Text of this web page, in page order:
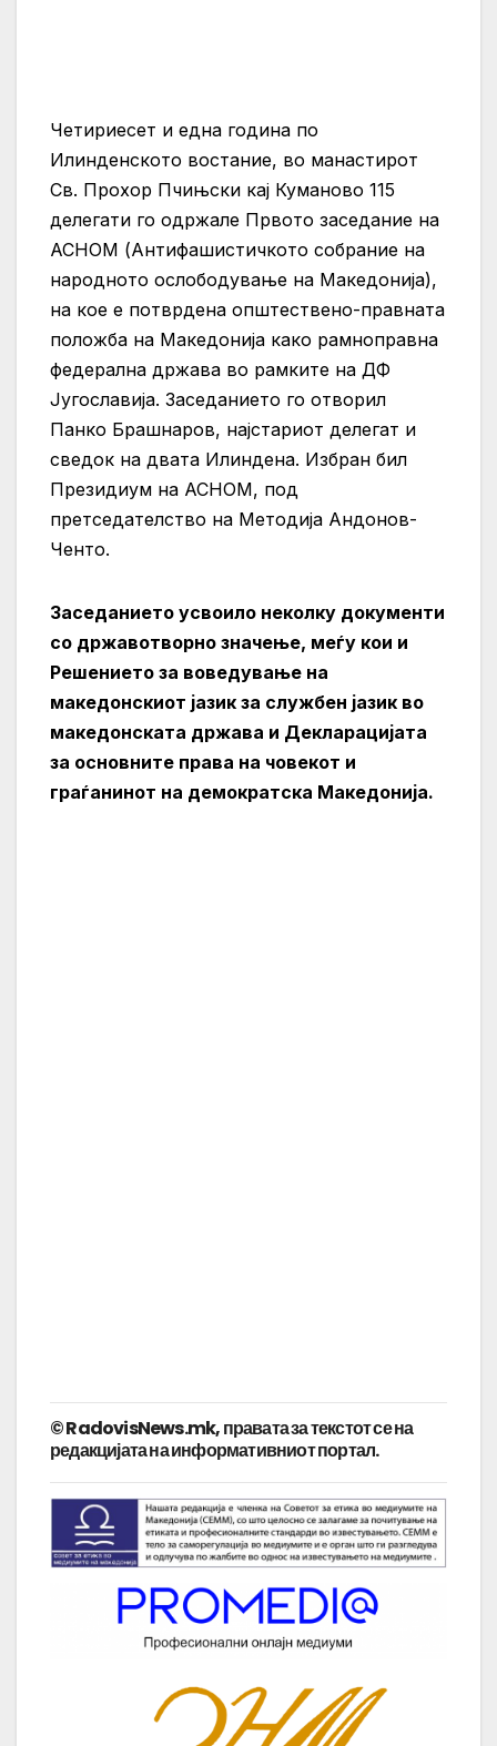
Четириесет и една година по
Илинденското востание, во манастирот
Св. Прохор Пчињски кај Куманово 115
делегати го одржале Првото заседание на
АСНОМ (Антифашистичкото собрание на
народното ослободување на Македонија),
на кое е потврдена општествено-правната
положба на Македонија како рамноправна
федерална држава во рамките на ДФ
Југославија. Заседанието го отворил
Панко Брашнаров, најстариот делегат и
сведок на двата Илиндена. Избран бил
Президиум на АСНОМ, под
претседателство на Методија Андонов-
Ченто.
Заседанието усвоило неколку документи
со државотворно значење, меѓу кои и
Решението за воведување на
македонскиот јазик за службен јазик во
македонската држава и Декларацијата
за основните права на човекот и
граѓанинот на демократска Македонија.
© RadovisNews.mk, правата за текстот се на
редакцијата на информативниот портал.